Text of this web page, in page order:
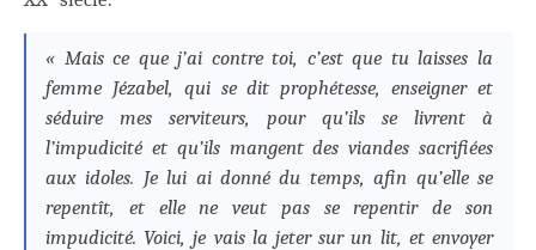
« Mais ce que j’ai contre toi, c’est que tu laisses la
femme Jézabel, qui se dit prophétesse, enseigner et
séduire mes serviteurs, pour qu’ils se livrent à
l’impudicité et qu’ils mangent des viandes sacrifiées
aux idoles. Je lui ai donné du temps, afin qu’elle se
repentît, et elle ne veut pas se repentir de son
impudicité. Voici, je vais la jeter sur un lit, et envoyer